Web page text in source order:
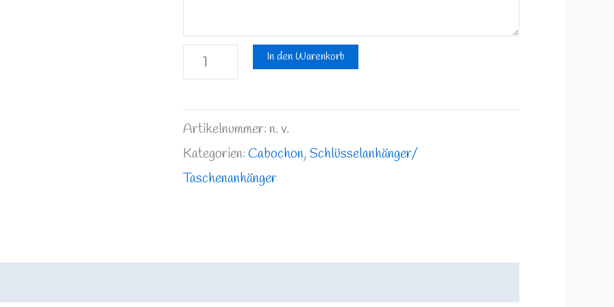
In den Warenkorb
Artikelnummer:n. v.
Kategorien:Cabochon, Schlüsselanhänger/
Taschenanhänger